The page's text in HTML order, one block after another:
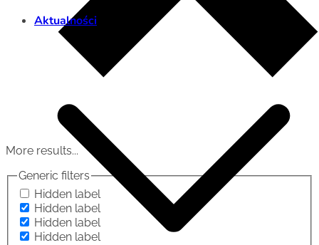
More results...
Generic filters
Hidden label
Hidden label
Hidden label
Hidden label
Aktualności